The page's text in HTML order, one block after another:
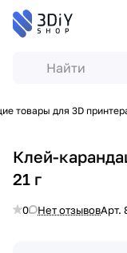
товары для 3D
Клей-
21 г
0 Нет отзывовАрт.